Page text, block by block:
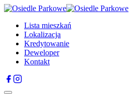
Lista mieszkań
Lokalizacja
Kredytowanie
Deweloper
Kontakt